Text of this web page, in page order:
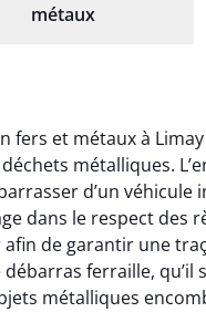
métaux
et métaux à
métalliques.
d’un véhicule
dans le respect des
afin de garantir une
ferraille, qu’il
métalliques